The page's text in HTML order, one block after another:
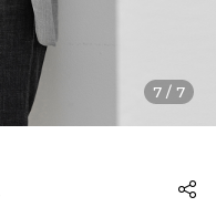
7 / 7